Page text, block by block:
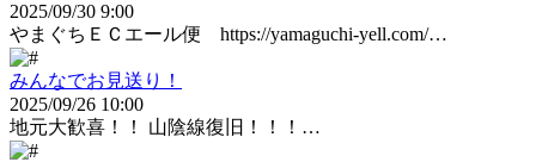
2025/09/30 9:00
やまぐちＥＣエール便 https://yamaguchi-yell.com/…
みんなでお見送り！
2025/09/26 10:00
地元大歓喜！！ 山陰線復旧！！！…